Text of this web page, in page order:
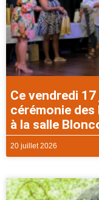
Ce vendredi
cérémonie
à la salle
20 juillet 2026